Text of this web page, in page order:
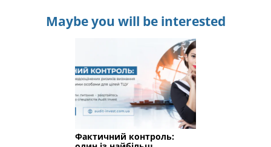
Maybe you will be interested
Фактичний контроль: